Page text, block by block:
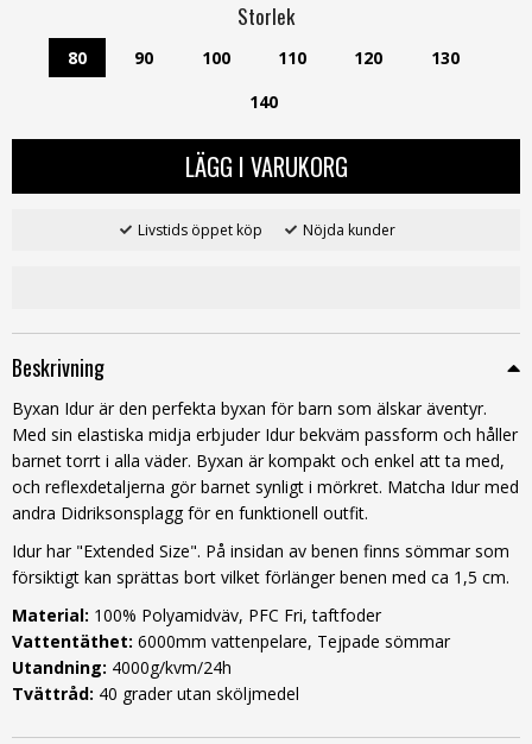
Storlek
80 90 100 110 120
130
140
LÄGG I VARUKORG
Livstids öppet köp Nöjda kunder
Beskrivning
Byxan Idur är den perfekta byxan för barn som älskar äventyr.
Med sin elastiska midja erbjuder Idur bekväm passform och håller
barnet torrt i alla väder. Byxan är kompakt och enkel att ta med,
och reflexdetaljerna gör barnet synligt i mörkret. Matcha Idur med
andra Didriksonsplagg för en funktionell outfit.
Idur har "Extended Size". På insidan av benen finns sömmar som
försiktigt kan sprättas bort vilket förlänger benen med ca 1,5 cm.
Material: 100% Polyamidväv, PFC Fri, taftfoder
Vattentäthet: 6000mm vattenpelare, Tejpade sömmar
Utandning: 4000g/kvm/24h
Tvättråd: 40 grader utan sköljmedel